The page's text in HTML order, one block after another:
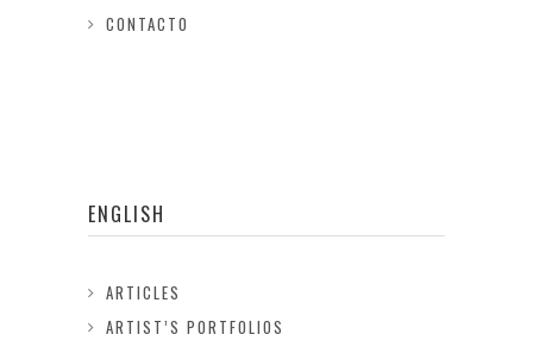
CONTACTO
ENGLISH
ARTICLES
ARTIST’S PORTFOLIOS